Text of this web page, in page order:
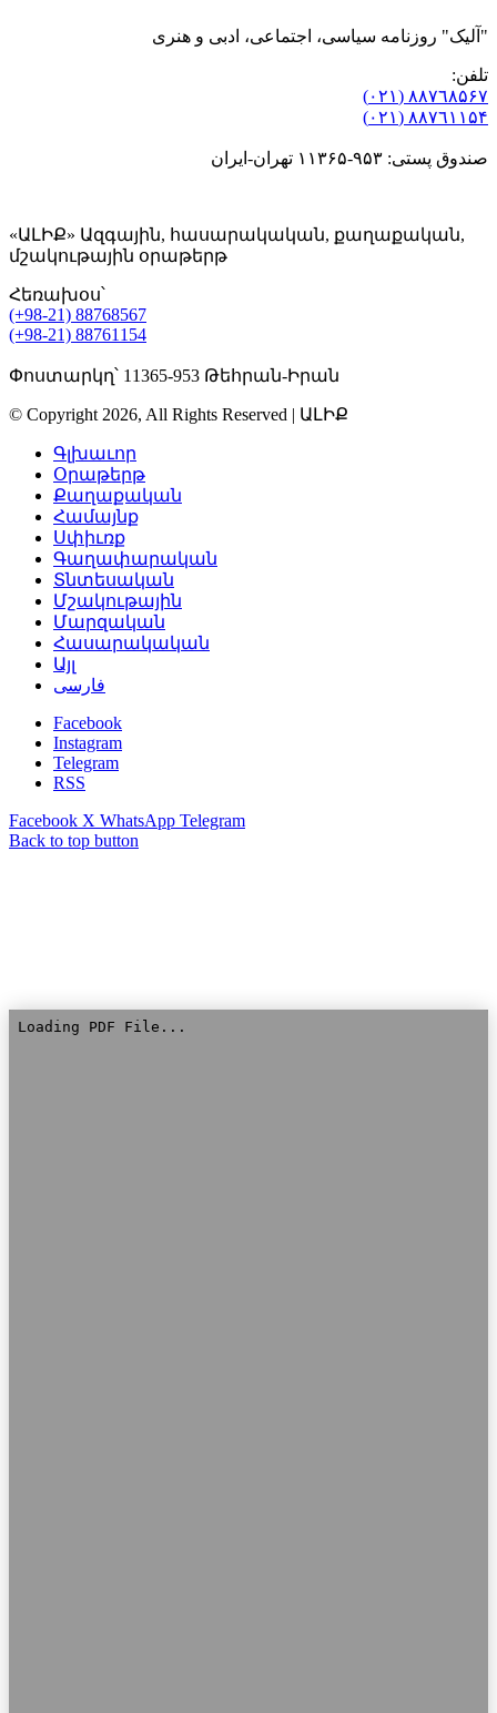
"آلیک" روزنامه سیاسی، اجتماعی، ادبی و هنری
تلفن:
٨۸٧٦٨۵۶۷ (٠٢١)
٨۸٧٦۱۱۵۴ (٠٢١)
صندوق پستی: ۹۵۳-۱۱۳۶۵ تهران-ایران
«ԱԼԻՔ» Ազգային, հասարակական, քաղաքական,
մշակութային օրաթերթ
Հեռախօս՝
(+98-21) 88768567
(+98-21) 88761154
Փոստարկղ՝ 11365-953 Թեհրան-Իրան
© Copyright 2026, All Rights Reserved | ԱԼԻՔ
Գլխաւոր
Օրաթերթ
Քաղաքական
Համայնք
Սփիւռք
Գաղափարական
Տնտեսական
Մշակութային
Մարզական
Հասարակական
Այլ
فارسی
Facebook
Instagram
Telegram
RSS
Facebook X WhatsApp Telegram
Back to top button